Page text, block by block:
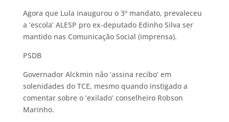
Agora que Lula inaugurou o 3º mandato, prevaleceu
a ‘escola’ ALESP pro ex-deputado Edinho Silva ser
mantido nas Comunicação Social (imprensa).
PSDB
Governador Alckmin não ‘assina recibo’ em
solenidades do TCE, mesmo quando instigado a
comentar sobre o ‘exilado’ conselheiro Robson
Marinho.